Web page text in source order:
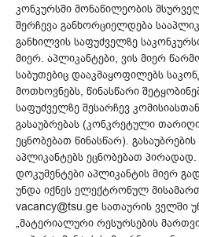
კონკურსში მონაწილეობის
შერჩევა განხორციელდება
განხილვის საფუძველზე
მიერ. აპლიკანტები, ვის მიერ
საბუთებიც დააკმაყოფილებს
მოთხოვნებს, წინასწარი
საფუძველზე შესარჩევ
გასაუბრებას (კონკრეტული
ეცნობებათ წინასწარ). გასაუბრების
აპლიკანტებს ეცნობებათ პირადად.
დოკუმენტები აპლიკანტის მიერ
უნდა იქნეს ელექტრონულ
vacancy@tsu.ge სათაურის ველში
„მატერიალური რესურსების